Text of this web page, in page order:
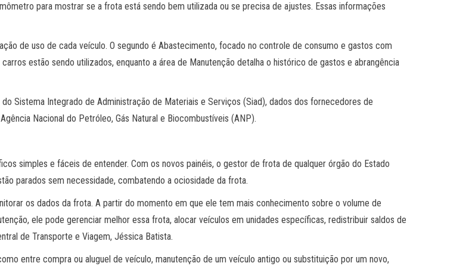
para mostrar se a frota está sendo bem utilizada ou se precisa de ajustes. Essas informações
de uso de cada veículo. O segundo é Abastecimento, focado no controle de consumo e gastos com
estão sendo utilizados, enquanto a área de Manutenção detalha o histórico de gastos e abrangência
Sistema Integrado de Administração de Materiais e Serviços (Siad), dados dos fornecedores de
Nacional do Petróleo, Gás Natural e Biocombustíveis (ANP).
simples e fáceis de entender. Com os novos painéis, o gestor de frota de qualquer órgão do Estado
parados sem necessidade, combatendo a ociosidade da frota.
os dados da frota. A partir do momento em que ele tem mais conhecimento sobre o volume de
ele pode gerenciar melhor essa frota, alocar veículos em unidades específicas, redistribuir saldos de
de Transporte e Viagem, Jéssica Batista.
entre compra ou aluguel de veículo, manutenção de um veículo antigo ou substituição por um novo,